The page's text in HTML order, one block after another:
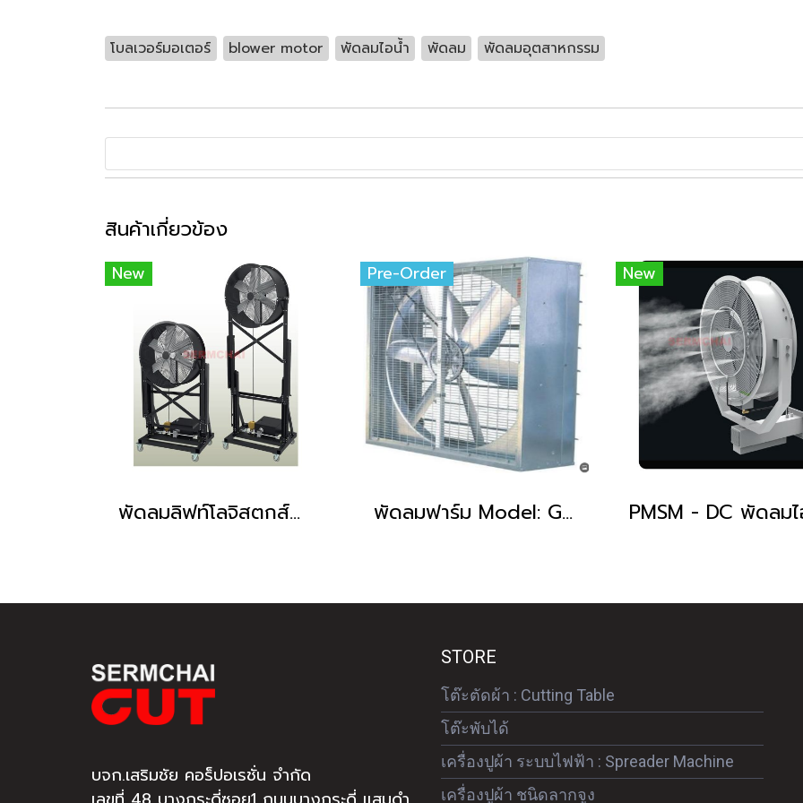
โบลเวอร์มอเตอร์ blower motor พัดลมไอนํ้า พัดลม พัดลมอุตสาหกรรม
สินค้าเกี่ยวข้อง
New
พัดลมลิฟท์โลจิสตกส์สำหรับทำงานบนที่สูง ปรับความเร็วด้วยอินเวอร์เตอร์ Model : WYFJ-T1100
Pre-Order
พัดลมฟาร์ม Model: GLF Series Rectangular Industrial Exhaust Fan with Shutter
New
บจก.เสริมชัย คอร็ปอเรชั่น จำกัด
STORE
โต๊ะตัดผ้า : Cutting Table
โต๊ะพับได้
เครื่องปูผ้า ระบบไฟฟ้า : Spreader Machine
เครื่องปูผ้า ชนิดลากจูง